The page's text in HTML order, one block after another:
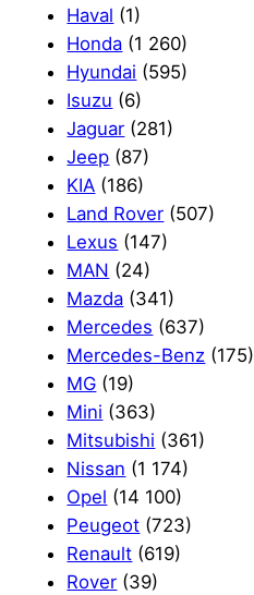
Haval (1)
Honda (1 260)
Hyundai (595)
Isuzu (6)
Jaguar (281)
Jeep (87)
KIA (186)
Land Rover (507)
Lexus (147)
MAN (24)
Mazda (341)
Mercedes (637)
Mercedes-Benz (175)
MG (19)
Mini (363)
Mitsubishi (361)
Nissan (1 174)
Opel (14 100)
Peugeot (723)
Renault (619)
Rover (39)